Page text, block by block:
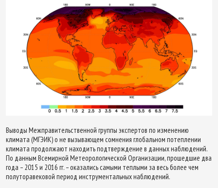
Выводы Межправительственной группы экспертов по изменению
климата (МГЭИК) о не вызывающем сомнения глобальном потеплении
климата продолжают находить подтверждение в данных наблюдений.
По данным Всемирной Метеорологической Организации, прошедшие два
года – 2015 и 2016 гг. – оказались самыми теплыми за весь более чем
полуторавековой период инструментальных наблюдений.